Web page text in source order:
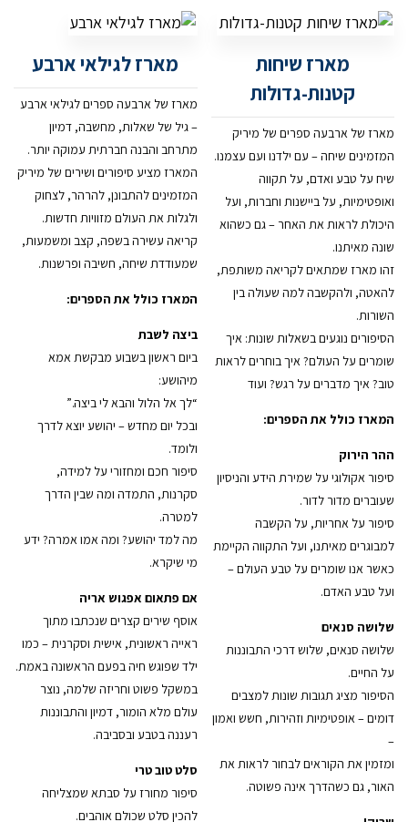
מארז שיחות
קטנות-גדולות
מארז של ארבעה ספרים של מיריק
המזמינים שיחה – עם ילדנו ועם עצמנו.
שיח על טבע ואדם, על תקווה
ואופטימיות, על ביישנות וחברות, ועל
היכולת לראות את האחר – גם כשהוא
שונה מאיתנו.
זהו מארז שמתאים לקריאה משותפת,
להאטה, ולהקשבה למה שעולה בין
השורות.
הסיפורים נוגעים בשאלות שונות: איך
שומרים על העולם? איך בוחרים לראות
טוב? איך מדברים על רגש? ועוד
המארז כולל את הספרים:
ההר הירוק
סיפור אקולוגי על שמירת הידע והניסיון
שעוברים מדור לדור.
סיפור על אחריות, על הקשבה
למבוגרים מאיתנו, ועל התקווה הקיימת
כאשר אנו שומרים על טבע העולם –
ועל טבע האדם.
שלושה סנאים
שלושה סנאים, שלוש דרכי התבוננות
על החיים.
הסיפור מציג תגובות שונות למצבים
דומים – אופטימיות וזהירות, חשש ואמון
–
ומזמין את הקוראים לבחור לראות את
האור, גם כשהדרך אינה פשוטה.
מארז לגילאי ארבע
מארז של ארבעה ספרים לגילאי ארבע
– גיל של שאלות, מחשבה, דמיון
מתרחב והבנה חברתית עמוקה יותר.
המארז מציע סיפורים ושירים של מיריק
המזמינים להתבונן, להרהר, לצחוק
ולגלות את העולם מזוויות חדשות.
קריאה עשירה בשפה, קצב ומשמעות,
שמעודדת שיחה, חשיבה ופרשנות.
המארז כולל את הספרים:
ביצה לשבת
ביום ראשון בשבוע מבקשת אמא
מיהושע:
“לך אל הלול והבא לי ביצה.”
ובכל יום מחדש – יהושע יוצא לדרך
ולומד.
סיפור חכם ומחזורי על למידה,
סקרנות, התמדה ומה שבין הדרך
למטרה.
מה למד יהושע? ומה אמו אמרה? ידע
מי שיקרא.
אם פתאום אפגוש אריה
אוסף שירים קצרים שנכתבו מתוך
ראייה ראשונית, אישית וסקרנית – כמו
ילד שפוגש חיה בפעם הראשונה באמת.
במשקל פשוט וחריזה שלמה, נוצר
עולם מלא הומור, דמיון והתבוננות
רעננה בטבע ובסביבה.
סלט טוב טרי
סיפור מחורז על סבתא שמצליחה
להכין סלט שכולם אוהבים.